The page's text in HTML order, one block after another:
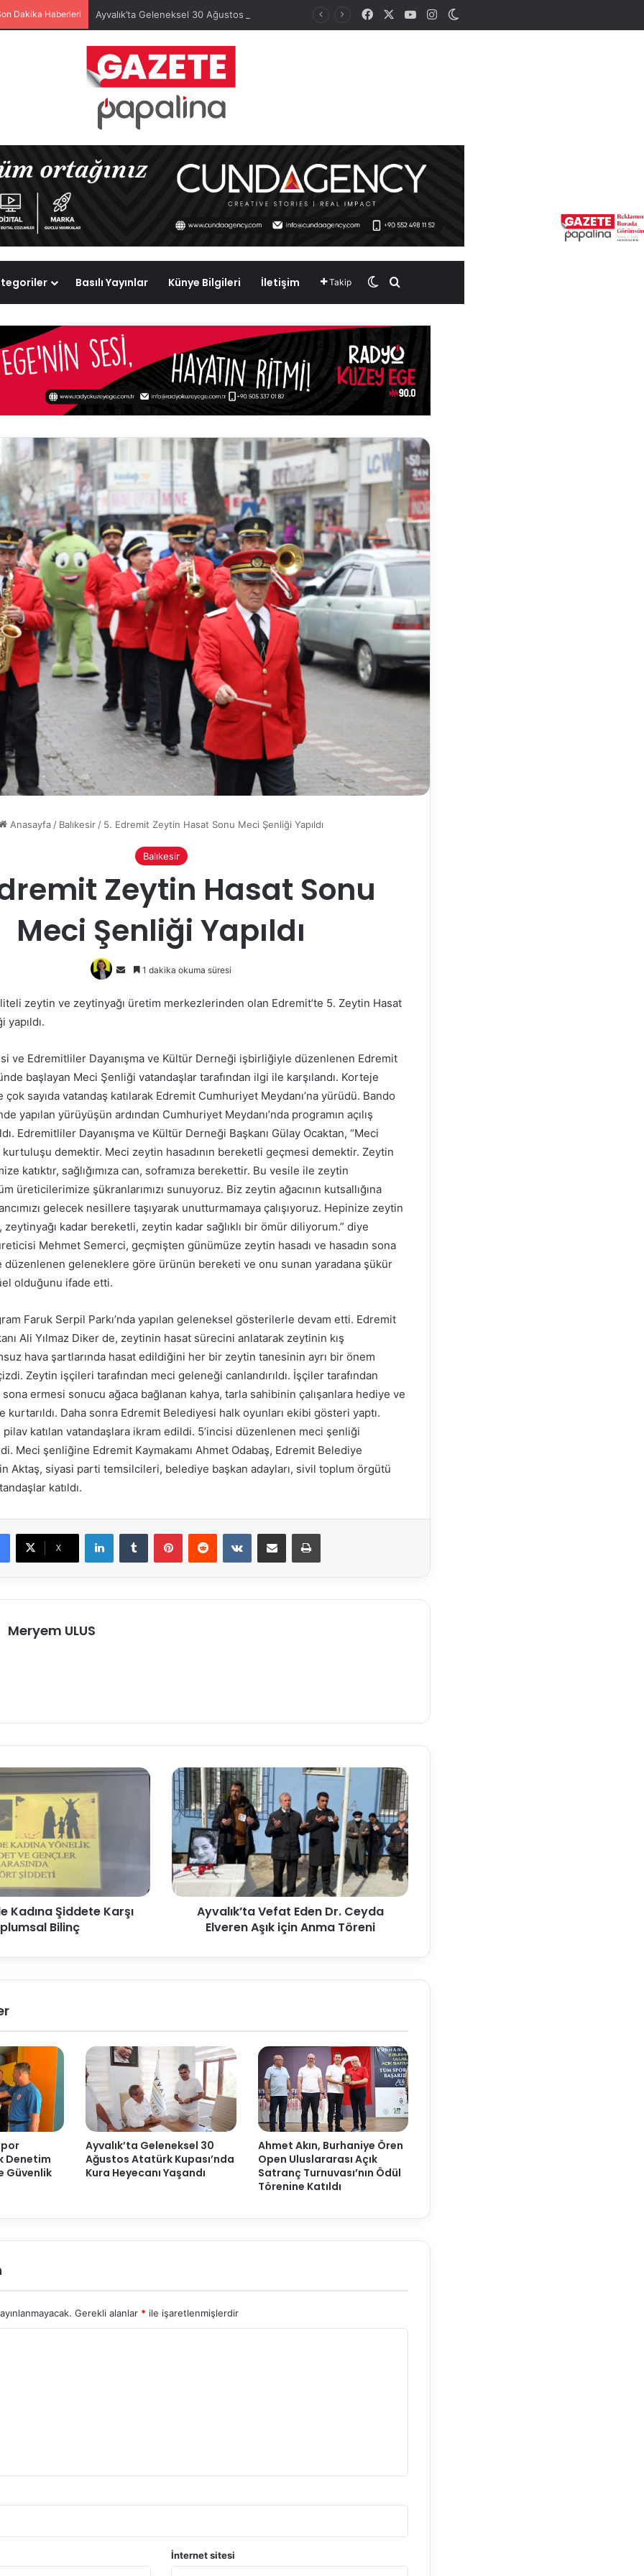
Dakika Haberleri FacebookYouTubeInstagramDış görünümü değiştir
Basılı Yayınlar Künye Bilgileri İletişim Takip Dış görünümü değiştir
Anasayfa/ Balıkesir/ 5. Edremit Zeytin Hasat Sonu Meci Şenliği Yapıldı
Balıkesir
Zeytin Hasat Sonu
Meci Şenliği Yapıldı
Bir
posta
1 dakika okuma süresi
zeytin ve zeytinyağı üretim merkezlerinden olan Edremit’te 5. Zeytin Hasat
yapıldı.
ve Edremitliler Dayanışma ve Kültür Derneği işbirliğiyle düzenlenen Edremit
başlayan Meci Şenliği vatandaşlar tarafından ilgi ile karşılandı. Korteje
sayıda vatandaş katılarak Edremit Cumhuriyet Meydanı’na yürüdü. Bando
yapılan yürüyüşün ardından Cumhuriyet Meydanı’nda programın açılış
Edremitliler Dayanışma ve Kültür Derneği Başkanı Gülay Ocaktan, “Meci
kurtuluşu demektir. Meci zeytin hasadının bereketli geçmesi demektir. Zeytin
katıktır, sağlığımıza can, soframıza berekettir. Bu vesile ile zeytin
üreticilerimize şükranlarımızı sunuyoruz. Biz zeytin ağacının kutsallığına
gelecek nesillere taşıyarak unutturmamaya çalışıyoruz. Hepinize zeytin
zeytinyağı kadar bereketli, zeytin kadar sağlıklı bir ömür diliyorum.” diye
Mehmet Semerci, geçmişten günümüze zeytin hasadı ve hasadın sona
geleneklere göre ürünün bereketi ve onu sunan yaradana şükür
olduğunu ifade etti.
Faruk Serpil Parkı’nda yapılan geleneksel gösterilerle devam etti. Edremit
Ali Yılmaz Diker de, zeytinin hasat sürecini anlatarak zeytinin kış
hava şartlarında hasat edildiğini her bir zeytin tanesinin ayrı bir önem
çizdi. Zeytin işçileri tarafından meci geleneği canlandırıldı. İşçiler tarafından
ermesi sonucu ağaca bağlanan kahya, tarla sahibinin çalışanlara hediye ve
kurtarıldı. Daha sonra Edremit Belediyesi halk oyunları ekibi gösteri yaptı.
katılan vatandaşlara ikram edildi. 5’incisi düzenlenen meci şenliği
Meci şenliğine Edremit Kaymakamı Ahmet Odabaş, Edremit Belediye
Aktaş, siyasi parti temsilcileri, belediye başkan adayları, sivil toplum örgütü
katıldı.
X
LinkedInTumblr PinterestReddit VKontakteE-Posta ile paylaş Yazdır
Meryem ULUS
Kadına Şiddete Karşı
Bilinç
Ayvalık’ta Vefat Eden Dr. Ceyda
Elveren Aşık için Anma Töreni
Denetim
Güvenlik
Ayvalık’ta Geleneksel 30
Ağustos Atatürk Kupası’nda
Kura Heyecanı Yaşandı
Ahmet Akın, Burhaniye Ören
Open Uluslararası Açık
Satranç Turnuvası’nın Ödül
Törenine Katıldı
Gerekli alanlar * ile işaretlenmişlerdir
İnternet sitesi